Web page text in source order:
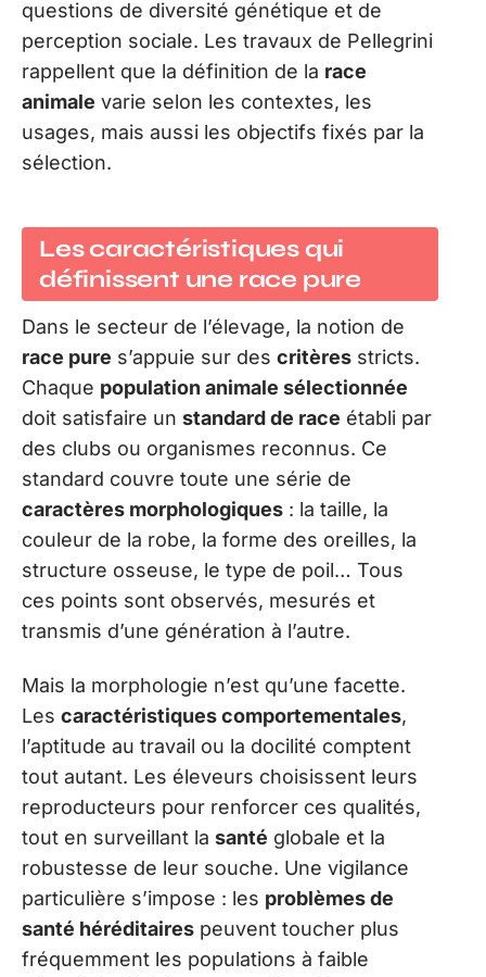
questions de diversité génétique et de
perception sociale. Les travaux de Pellegrini
rappellent que la définition de la race
animale varie selon les contextes, les
usages, mais aussi les objectifs fixés par la
sélection.
Les caractéristiques qui
définissent une race pure
Dans le secteur de l’élevage, la notion de
race pure s’appuie sur des critères stricts.
Chaque population animale sélectionnée
doit satisfaire un standard de race établi par
des clubs ou organismes reconnus. Ce
standard couvre toute une série de
caractères morphologiques : la taille, la
couleur de la robe, la forme des oreilles, la
structure osseuse, le type de poil… Tous
ces points sont observés, mesurés et
transmis d’une génération à l’autre.
Mais la morphologie n’est qu’une facette.
Les caractéristiques comportementales,
l’aptitude au travail ou la docilité comptent
tout autant. Les éleveurs choisissent leurs
reproducteurs pour renforcer ces qualités,
tout en surveillant la santé globale et la
robustesse de leur souche. Une vigilance
particulière s’impose : les problèmes de
santé héréditaires peuvent toucher plus
fréquemment les populations à faible